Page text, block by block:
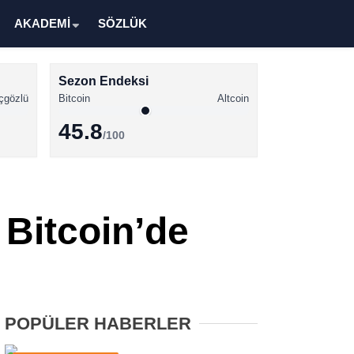
Altcoin Haberleri
XRP Haberleri
AKADEMİ SÖZLÜK
Sezon Endeksi
Bitcoin Altcoin
45.8/100
POPÜLER HABERLER